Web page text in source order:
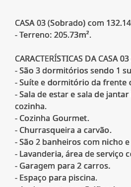
CASA 03 (Sobrado) com
- Terreno: 205.73m².
CARACTERÍSTICAS DA CASA
- São 3 dormitórios sendo 1
- Suíte e dormitório da frente
- Sala de estar e sala de
cozinha.
- Cozinha Gourmet.
- Churrasqueira a carvão.
- São 2 banheiros com nicho
- Lavanderia, área de serviço
- Garagem para 2 carros.
- Espaço para piscina.